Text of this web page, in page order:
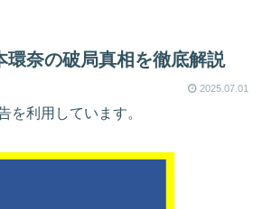
環奈の破局真相を徹底解説
2025.07.01
を利用しています。